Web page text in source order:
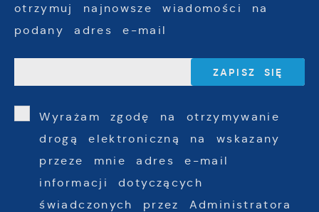
otrzymuj najnowsze wiadomości na
podany adres e-mail
Wyrażam zgodę na otrzymywanie
drogą elektroniczną na wskazany
przeze mnie adres e-mail
informacji dotyczących
świadczonych przez Administratora